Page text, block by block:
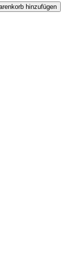
hinzufügen